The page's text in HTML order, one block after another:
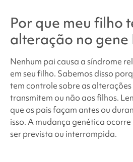
Por que meu filho
alteração no gene
Nenhum pai causa asíndrome
em seu filho. Sabemos disso
tem controle sobre as
transmitem ou não aos filhos.
que os pais façam antes ou
isso. A mudança genética ocorre
ser prevista ou interrompida.